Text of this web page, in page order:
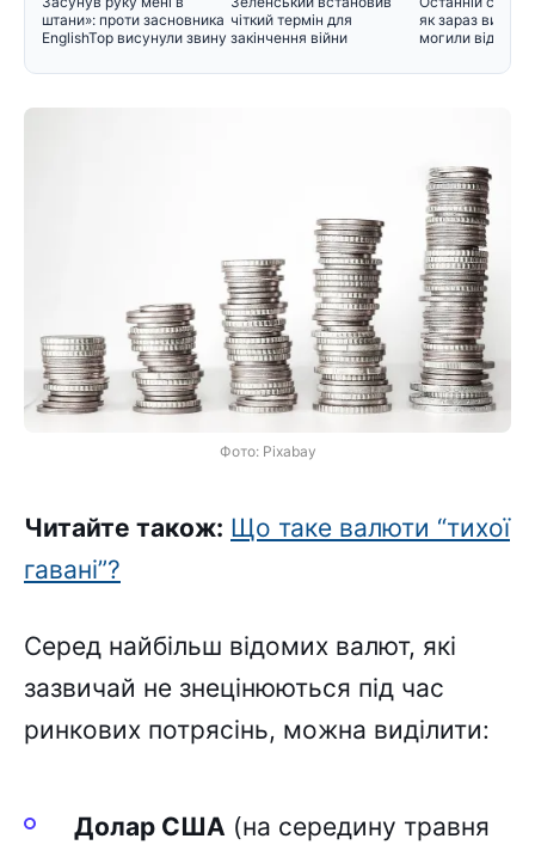
штани»: проти засновника
EnglishTop висунули звину
чіткий термін для
закінчення війни
як зараз
могили відомих
Фото: Pixabay
Читайте також: Що таке валюти “тихої
гавані”?
Серед найбільш відомих валют, які
зазвичай не знецінюються під час
ринкових потрясінь, можна виділити:
Долар США (на середину травня